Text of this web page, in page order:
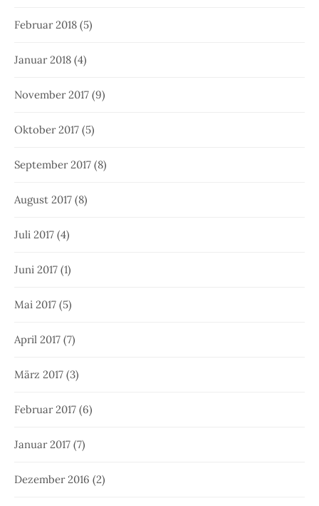
Februar 2018 (5)
Januar 2018 (4)
November 2017 (9)
Oktober 2017 (5)
September 2017 (8)
August 2017 (8)
Juli 2017 (4)
Juni 2017 (1)
Mai 2017 (5)
April 2017 (7)
März 2017 (3)
Februar 2017 (6)
Januar 2017 (7)
Dezember 2016 (2)